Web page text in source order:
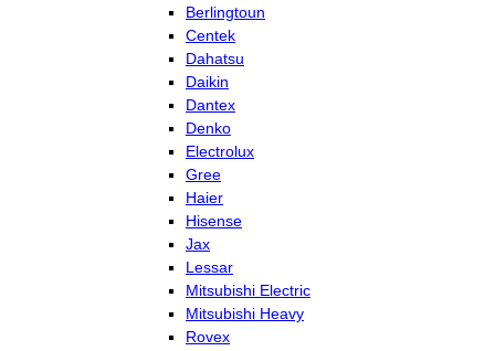
Berlingtoun
Centek
Dahatsu
Daikin
Dantex
Denko
Electrolux
Gree
Haier
Hisense
Jax
Lessar
Mitsubishi Electric
Mitsubishi Heavy
Rovex